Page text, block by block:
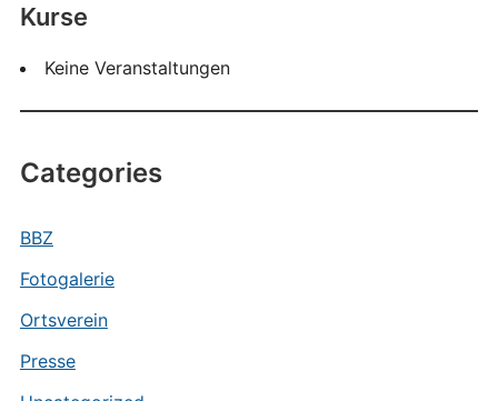
Kurse
Keine Veranstaltungen
Categories
BBZ
Fotogalerie
Ortsverein
Presse